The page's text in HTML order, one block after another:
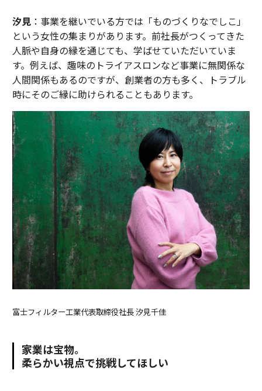
汐見：事業を継いでいる方では「ものづくりなでしこ」
という女性の集まりがあります。前社長がつくってきた
人脈や自身の縁を通じても、学ばせていただいていま
す。例えば、趣味のトライアスロンなど事業に無関係な
人間関係もあるのですが、創業者の方も多く、トラブル
時にそのご縁に助けられることもあります。
富士フィルター工業代表取締役社長 汐見千佳
家業は宝物。
柔らかい視点で挑戦してほしい